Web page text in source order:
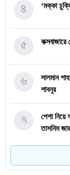
‘মক্কা
৪
কক্সবাজারে
৫
সালমান
শাবনূর
৬
পেশা নিয়ে
তাসনিম
৭
গাজায়